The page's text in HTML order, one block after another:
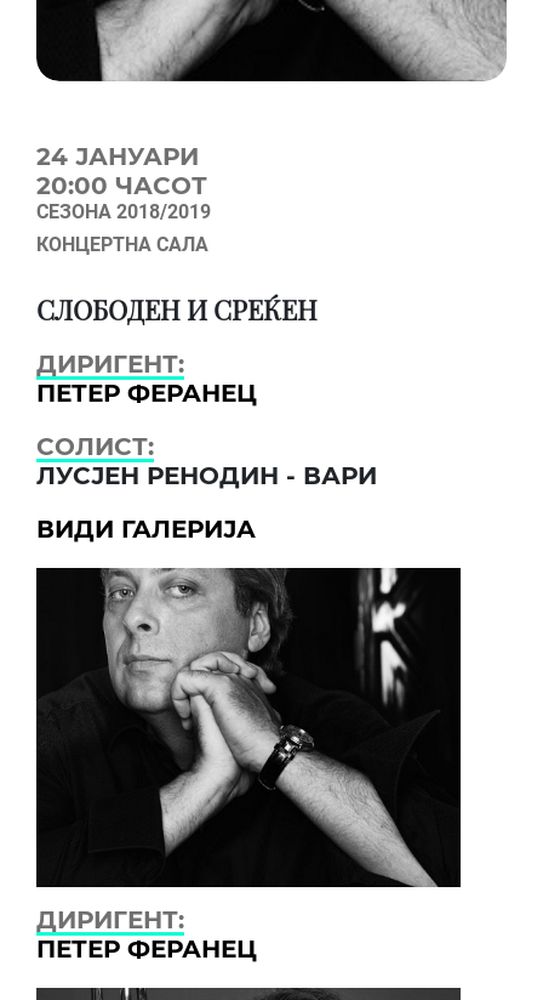
24 ЈАНУАРИ
20:00 ЧАСОТ
СЕЗОНА 2018/2019
КОНЦЕРТНА САЛА
СЛОБОДЕН И СРЕЌЕН
ДИРИГЕНТ:
ПЕТЕР ФЕРАНЕЦ
СОЛИСТ:
ЛУСЈЕН РЕНОДИН - ВАРИ
ВИДИ ГАЛЕРИЈА
ДИРИГЕНТ:
ПЕТЕР ФЕРАНЕЦ